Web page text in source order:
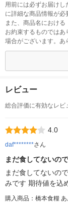
用前には必ずお届けし
に詳細な商品情報が必
また、商品名におけ
お約束するものでは
場合がございます。あ
レビュー
総合評価に有効なレビ
4.0
daf********さん
まだ食してないの
まだ食してないの
みです 期待値を込
購入商品：橋本食糧